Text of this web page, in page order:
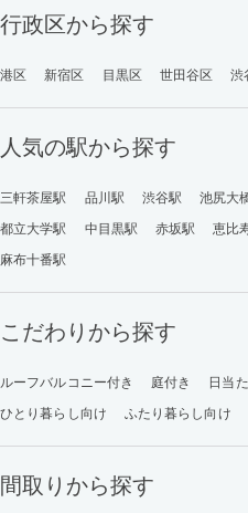
行政区から探す
港区 新宿区 目黒区 世田谷区 渋
人気の駅から探す
三軒茶屋駅 品川駅 渋谷駅 池尻大
都立大学駅
中目黒駅 赤坂駅 恵比
麻布十番駅
こだわりから探す
ルーフバルコニー付き 庭付き 日当
ひとり暮らし向け
ふたり暮らし向け
間取りから探す